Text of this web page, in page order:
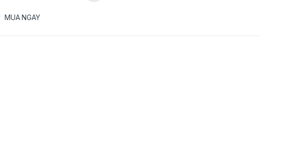
MUA NGAY